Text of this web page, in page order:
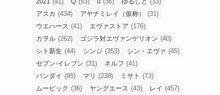
アスカ (434) アヤナミレイ（仮称）
(31)
ウエハース (41) エヴァストア (176)
カヲル (262) ゴジラ対エヴァンゲリオン (40)
シト新生 (44) シンジ (353) シン・エヴァ (45)
セブン-イレブン (31) ネルフ (41)
バンダイ (85) マリ (238) ミサト (73)
ムービック (36) ヤングエース (43) レイ (457)